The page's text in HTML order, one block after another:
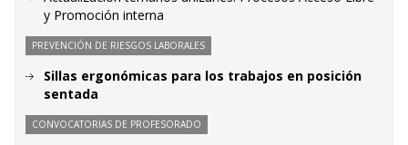
y Promoción interna
PREVENCIÓN DE RIESGOS LABORALES
Sillas ergonómicas para los trabajos en posición
sentada
CONVOCATORIAS DE PROFESORADO